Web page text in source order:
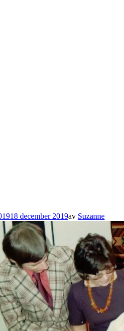
18 december 2019av Suzanne